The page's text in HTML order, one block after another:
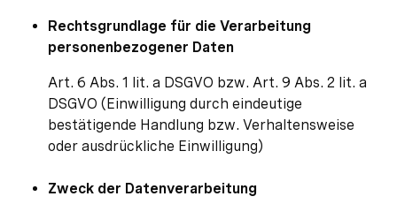
Rechtsgrundlage für die Verarbeitung
personenbezogener Daten
Art. 6 Abs. 1 lit. a DSGVO bzw. Art. 9 Abs. 2 lit. a
DSGVO (Einwilligung durch eindeutige
bestätigende Handlung bzw. Verhaltensweise
oder ausdrückliche Einwilligung)
Zweck der Datenverarbeitung